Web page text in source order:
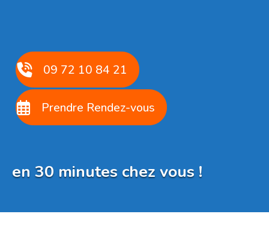
09 72 10 84 21
Prendre Rendez-vous
en 30 minutes chez vous !